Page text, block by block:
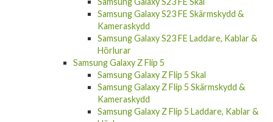
Samsung Galaxy S23 Plus Laddare, Kablar &
Hörlurar
Samsung Galaxy S23 FE
Samsung Galaxy S23 FE Fodral
Samsung Galaxy S23 FE Skal
Samsung Galaxy S23 FE Skärmskydd &
Kameraskydd
Samsung Galaxy S23 FE Laddare, Kablar &
Hörlurar
Samsung Galaxy Z Flip 5